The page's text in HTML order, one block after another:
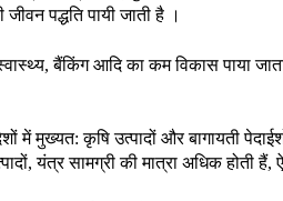
पद्धति पायी जाती है ।
बैंकिंग आदि का कम विकास पाया
में मुख्यत: कृषि उत्पादों और बागायती
यंत्र सामग्री की मात्रा अधिक होती हैं,